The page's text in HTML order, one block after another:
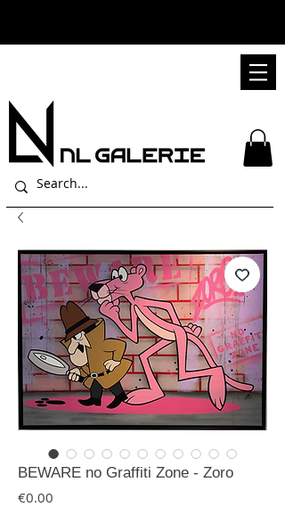
BEWARE no Graffiti Zone - Zoro
€0.00